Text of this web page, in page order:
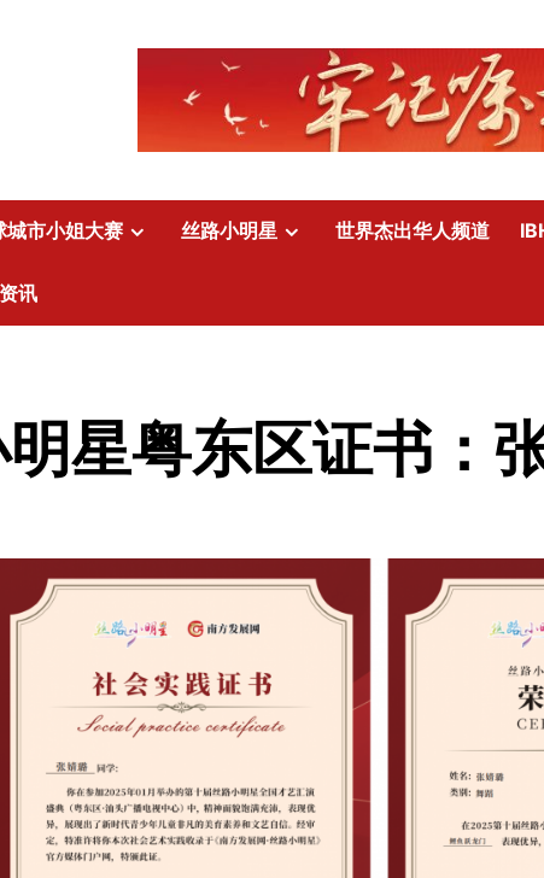
城市小姐大赛 丝路小明星 世界杰出华人频道
资讯
星粤东区证书：